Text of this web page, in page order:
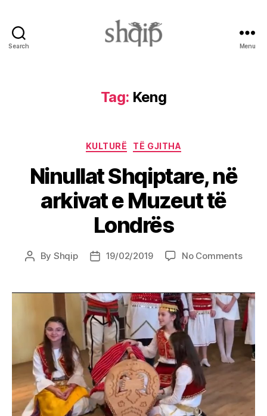
Search Menu
Tag: Keng
Categories
KULTURË TË GJITHA
Ninullat Shqiptare, në
arkivat e Muzeut të
Londrës
Post
By Shqip
Post19/02/2019 No Commentson
në
e
të